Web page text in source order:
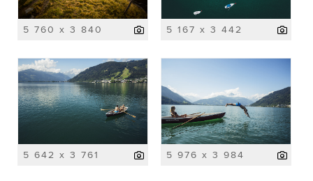
5 760 x 3 840 5 167 x 3 442
5 642 x 3 761 5 976 x 3 984